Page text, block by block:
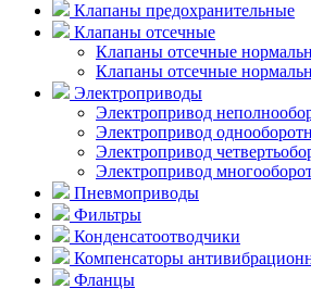
Клапаны предохранительные
Клапаны отсечные
Клапаны отсечные
Клапаны отсечные
Электроприводы
Электропривод
Электропривод
Электропривод
Электропривод
Пневмоприводы
Фильтры
Конденсатоотводчики
Компенсаторы
Фланцы